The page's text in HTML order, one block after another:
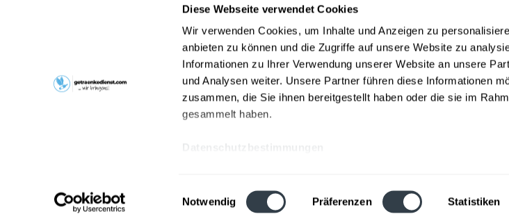
Diese Webseite verwendet Cookies
Wir verwenden Cookies, um Inhalte und Anzeigen zu
anbieten zu können und die Zugriffe auf unsere Website zu
Informationen zu Ihrer Verwendung unserer Website an unsere
und Analysen weiter. Unsere Partner führen diese Informationen
zusammen, die Sie ihnen bereitgestellt haben oder die sie im
gesammelt haben.
Einwilligungsauswahl
Notwendig Präferenzen Statistiken
und Umgebung
Getränkelieferung in Starnberg
Liefergebiet
Lieferservice für Getränke
Wir liefern Getränke
Kontakt
Newsletter
Stainach
Neustadt am Rübenberge Obernkirchen